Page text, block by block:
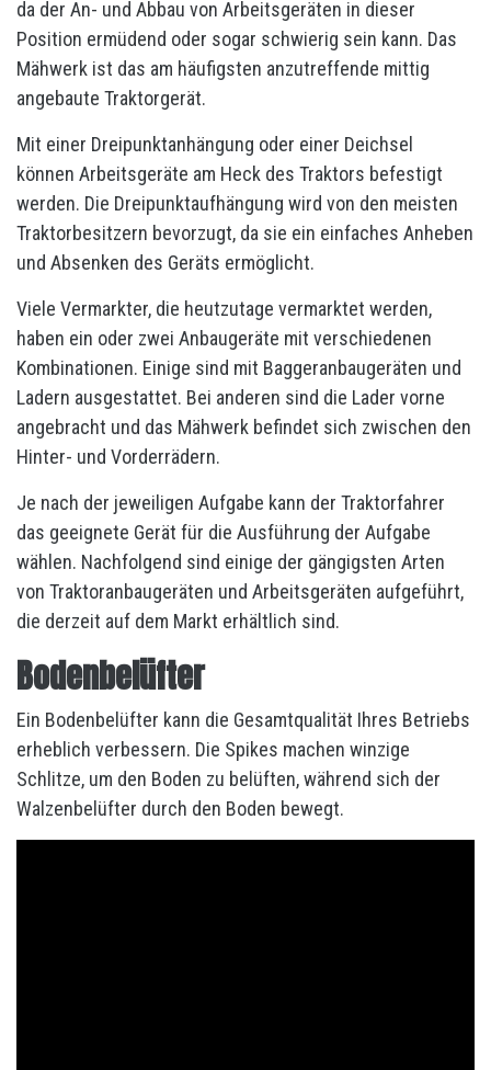
da der An- und Abbau von Arbeitsgeräten in dieser
Position ermüdend oder sogar schwierig sein kann. Das
Mähwerk ist das am häufigsten anzutreffende mittig
angebaute Traktorgerät.
Mit einer Dreipunktanhängung oder einer Deichsel
können Arbeitsgeräte am Heck des Traktors befestigt
werden. Die Dreipunktaufhängung wird von den meisten
Traktorbesitzern bevorzugt, da sie ein einfaches Anheben
und Absenken des Geräts ermöglicht.
Viele Vermarkter, die heutzutage vermarktet werden,
haben ein oder zwei Anbaugeräte mit verschiedenen
Kombinationen. Einige sind mit Baggeranbaugeräten und
Ladern ausgestattet. Bei anderen sind die Lader vorne
angebracht und das Mähwerk befindet sich zwischen den
Hinter- und Vorderrädern.
Je nach der jeweiligen Aufgabe kann der Traktorfahrer
das geeignete Gerät für die Ausführung der Aufgabe
wählen. Nachfolgend sind einige der gängigsten Arten
von Traktoranbaugeräten und Arbeitsgeräten aufgeführt,
die derzeit auf dem Markt erhältlich sind.
Bodenbelüfter
Ein Bodenbelüfter kann die Gesamtqualität Ihres Betriebs
erheblich verbessern. Die Spikes machen winzige
Schlitze, um den Boden zu belüften, während sich der
Walzenbelüfter durch den Boden bewegt.